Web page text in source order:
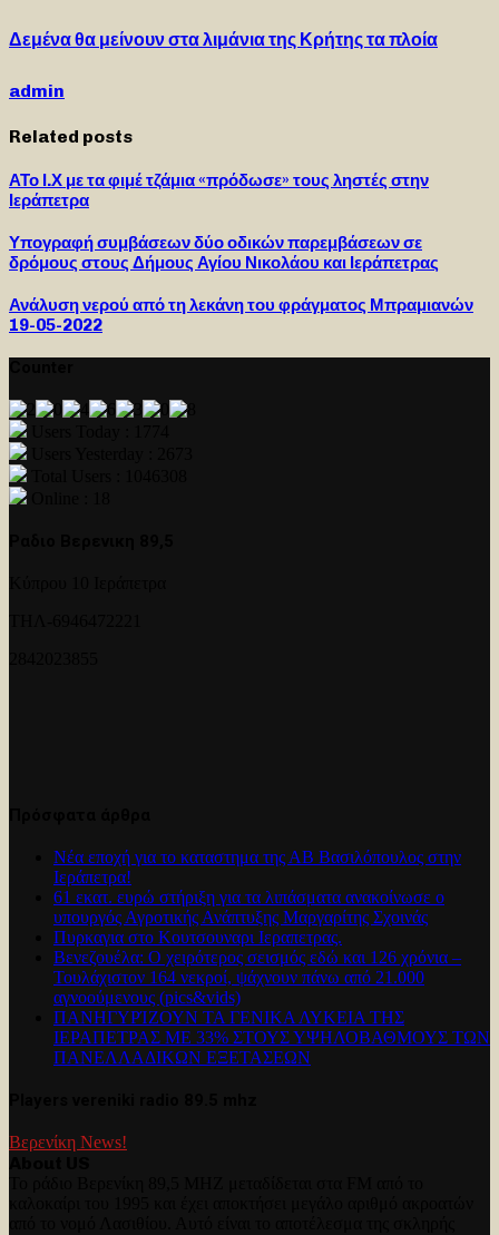
Δεμένα θα μείνουν στα λιμάνια της Κρήτης τα πλοία
admin
Related posts
ΑΤο Ι.Χ με τα φιμέ τζάμια «πρόδωσε» τους ληστές στην
Ιεράπετρα
Υπογραφή συμβάσεων δύο οδικών παρεμβάσεων σε
δρόμους στους Δήμους Αγίου Νικολάου και Ιεράπετρας
Ανάλυση νερού από τη λεκάνη του φράγματος Μπραμιανών
19-05-2022
Νέα εποχή για το καταστημα της ΑΒ Βασιλόπουλος στην
Ιεράπετρα!
61 εκατ. ευρώ στήριξη για τα λιπάσματα ανακοίνωσε ο
υπουργός Αγροτικής Ανάπτυξης Μαργαρίτης Σχοινάς
Πυρκαγια στο Κουτσουναρι Ιεραπετρας.
Βενεζουέλα: Ο χειρότερος σεισμός εδώ και 126 χρόνια –
Τουλάχιστον 164 νεκροί, ψάχνουν πάνω από 21.000
αγνοούμενους (pics&vids)
ΠΑΝΗΓΥΡΊΖΟΥΝ ΤΑ ΓΕΝΙΚΑ ΛΥΚΕΙΑ ΤΗΣ
ΙΕΡΑΠΕΤΡΑΣ ΜΕ 33% ΣΤΟΥΣ ΥΨΗΛΟΒΑΘΜΟΥΣ ΤΩΝ
ΠΑΝΕΛΛΑΔΙΚΩΝ ΕΞΕΤΑΣΕΩΝ
Βερενίκη News!